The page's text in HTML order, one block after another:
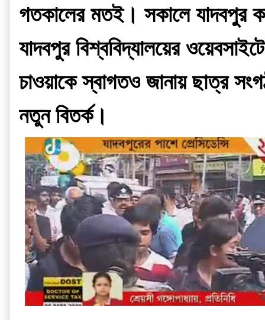
গতকালের মতই। সকালে যাদবপুর
যাদবপুর বিশ্ববিদ্যালয়ের
চাওয়াকে স্বাগতও জানায় ছাত্র
নতুন বিতর্ক।